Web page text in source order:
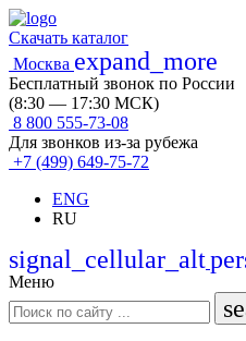
Скачать каталог
Москва expand_more
Бесплатный звонок по России
(8:30 — 17:30 МСК)
8 800 555-73-08
Для звонков из-за рубежа
+7 (499) 649-75-72
ENG
RU
signal_cellular_alt
Меню